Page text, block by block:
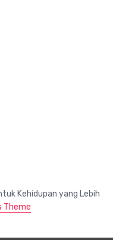
Kehidupan yang Lebih
Theme